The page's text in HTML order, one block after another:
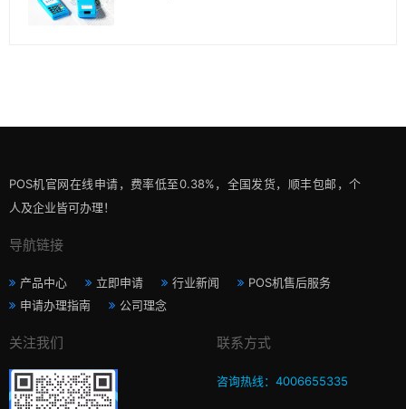
POS机官网在线申请，费率低至0.38%，全国发货，顺丰包邮，个
人及企业皆可办理！
导航链接
产品中心 立即申请 行业新闻
POS机售后服务
申请办理指南
公司理念
关注我们 联系方式
咨询热线：4006655335